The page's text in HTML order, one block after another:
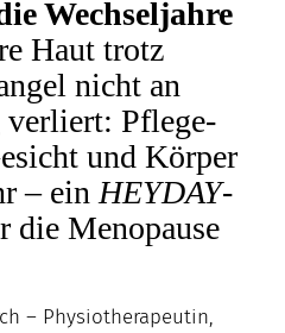
Wechseljahre
Haut trotz
nicht an
verliert: Pflege-
und Körper
– ein HEYDAY-
die Menopause